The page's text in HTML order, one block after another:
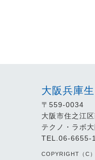
大阪兵庫
〒559-0034
大阪市住之江
テクノ・ラボ
TEL.06-6655-
COPYRIGHT（C